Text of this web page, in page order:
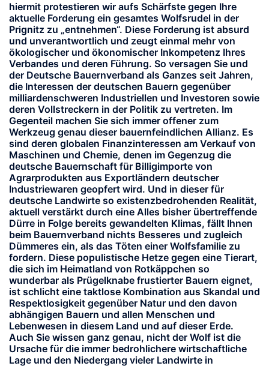
hiermit protestieren wir aufs Schärfste gegen Ihre
aktuelle Forderung ein gesamtes Wolfsrudel in der
Prignitz zu „entnehmen“. Diese Forderung ist absurd
und unverantwortlich und zeugt einmal mehr von
ökologischer und ökonomischer Inkompetenz Ihres
Verbandes und deren Führung. So versagen Sie und
der Deutsche Bauernverband als Ganzes seit Jahren,
die Interessen der deutschen Bauern gegenüber
milliardenschweren Industriellen und Investoren sowie
deren Vollstreckern in der Politik zu vertreten. Im
Gegenteil machen Sie sich immer offener zum
Werkzeug genau dieser bauernfeindlichen Allianz. Es
sind deren globalen Finanzinteressen am Verkauf von
Maschinen und Chemie, denen im Gegenzug die
deutsche Bauernschaft für Billigimporte von
Agrarprodukten aus Exportländern deutscher
Industriewaren geopfert wird. Und in dieser für
deutsche Landwirte so existenzbedrohenden Realität,
aktuell verstärkt durch eine Alles bisher übertreffende
Dürre in Folge bereits gewandelten Klimas, fällt Ihnen
beim Bauernverband nichts Besseres und zugleich
Dümmeres ein, als das Töten einer Wolfsfamilie zu
fordern. Diese populistische Hetze gegen eine Tierart,
die sich im Heimatland von Rotkäppchen so
wunderbar als Prügelknabe frustierter Bauern eignet,
ist schlicht eine taktlose Kombination aus Skandal und
Respektlosigkeit gegenüber Natur und den davon
abhängigen Bauern und allen Menschen und
Lebenwesen in diesem Land und auf dieser Erde.
Auch Sie wissen ganz genau, nicht der Wolf ist die
Ursache für die immer bedrohlichere wirtschaftliche
Lage und den Niedergang vieler Landwirte in